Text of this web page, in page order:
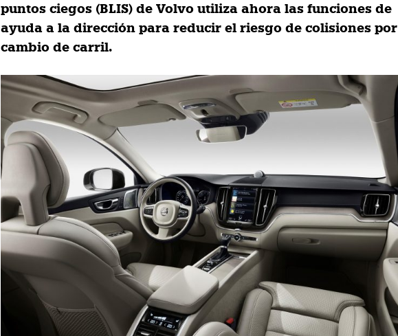
puntos ciegos (BLIS) de Volvo utiliza ahora las funciones de
ayuda a la dirección para reducir el riesgo de colisiones por
cambio de carril.